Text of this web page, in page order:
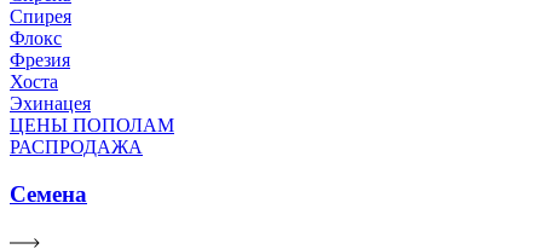
Спирея
Флокс
Фрезия
Хоста
Эхинацея
ЦЕНЫ ПОПОЛАМ
РАСПРОДАЖА
Семена